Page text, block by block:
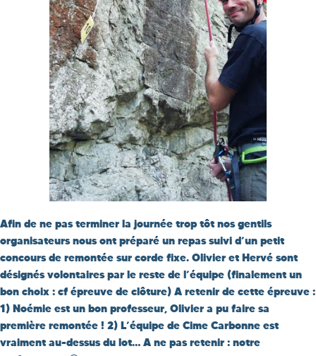
Afin de ne pas terminer la journée trop tôt nos gentils
organisateurs nous ont préparé un repas suivi d’un petit
concours de remontée sur corde fixe. Olivier et Hervé sont
désignés volontaires par le reste de l’équipe (finalement un
bon choix : cf épreuve de clôture) A retenir de cette épreuve :
1) Noémie est un bon professeur, Olivier a pu faire sa
première remontée ! 2) L’équipe de Cime Carbonne est
vraiment au-dessus du lot… A ne pas retenir : notre